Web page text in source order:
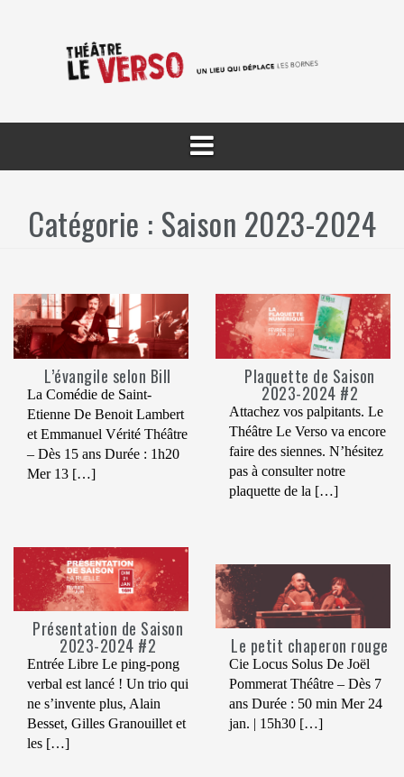
Catégorie : Saison 2023-2024
L’évangile selon Bill
La Comédie de Saint-
Etienne De Benoit Lambert
et Emmanuel Vérité Théâtre
– Dès 15 ans Durée : 1h20
Mer 13 […]
Plaquette de Saison
2023-2024 #2
Attachez vos palpitants. Le
Théâtre Le Verso va encore
faire des siennes. N’hésitez
pas à consulter notre
plaquette de la […]
Présentation de Saison
2023-2024 #2
Entrée Libre Le ping-pong
verbal est lancé ! Un trio qui
ne s’invente plus, Alain
Besset, Gilles Granouillet et
les […]
Le petit chaperon rouge
Cie Locus Solus De Joël
Pommerat Théâtre – Dès 7
ans Durée : 50 min Mer 24
jan. | 15h30 […]